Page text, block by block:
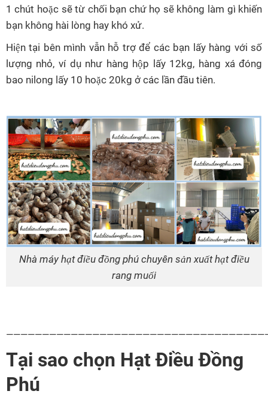
1 chút hoặc sẽ từ chối bạn chứ họ sẽ không làm gì khiến
bạn không hài lòng hay khó xử.
Hiện tại bên mình vẫn hỗ trợ để các bạn lấy hàng với số
lượng nhỏ, ví dụ như hàng hộp lấy 12kg, hàng xá đóng
bao nilong lấy 10 hoặc 20kg ở các lần đầu tiên.
Nhà máy hạt điều đồng phú chuyên sản xuất hạt điều
rang muối
Tại sao chọn Hạt Điều Đồng
Phú